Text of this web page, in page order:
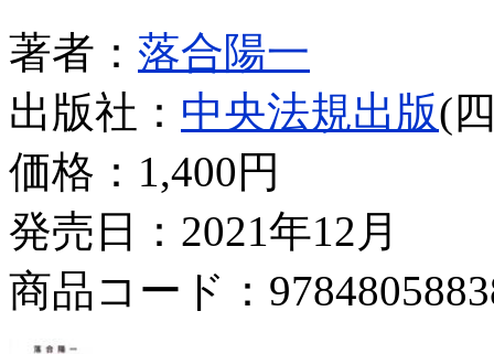
著者： 落合陽一
出版社： 中央法規出版(
価格： 1,400円
発売日：2021年12月
商品コード：